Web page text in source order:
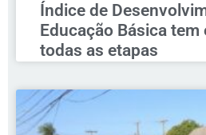
Índice de
Educação Básica tem
todas as etapas